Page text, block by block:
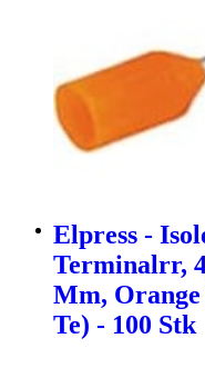
Elpress -
Terminalrr,
Mm,
Te) - 100 Stk